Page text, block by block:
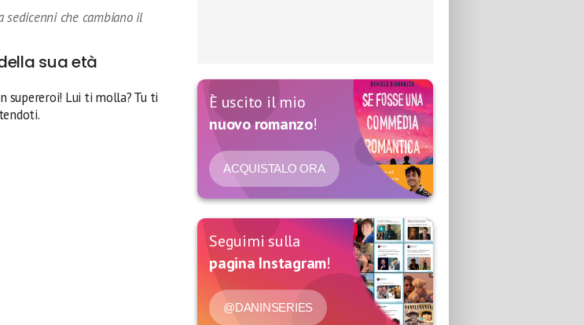
sedicenni che cambiano il
sua età
supereroi! Lui ti molla? Tu ti
È uscito il mio
nuovo romanzo!
ACQUISTALO ORA
Seguimi sulla
pagina Instagram!
@DANINSERIES